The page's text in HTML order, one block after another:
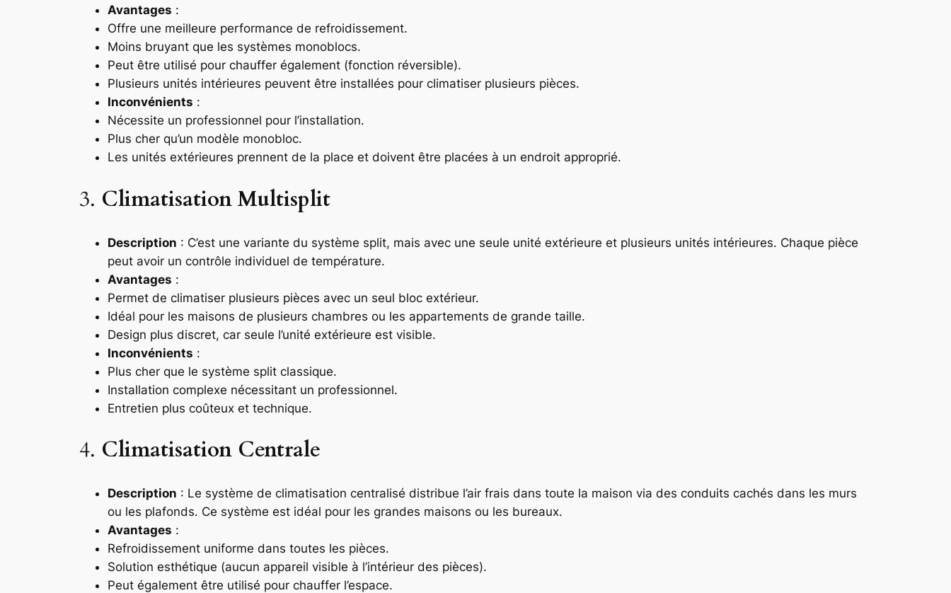
Avantages :
Offre une meilleure performance de refroidissement.
Moins bruyant que les systèmes monoblocs.
Peut être utilisé pour chauffer également (fonction réversible).
Plusieurs unités intérieures peuvent être installées pour climatiser plusieurs pièces.
Inconvénients :
Nécessite un professionnel pour l’installation.
Plus cher qu’un modèle monobloc.
Les unités extérieures prennent de la place et doivent être placées à un endroit approprié.
3. Climatisation Multisplit
Description : C’est une variante du système split, mais avec une seule unité extérieure et plusieurs unités intérieures. Chaque pièce
peut avoir un contrôle individuel de température.
Avantages :
Permet de climatiser plusieurs pièces avec un seul bloc extérieur.
Idéal pour les maisons de plusieurs chambres ou les appartements de grande taille.
Design plus discret, car seule l’unité extérieure est visible.
Inconvénients :
Plus cher que le système split classique.
Installation complexe nécessitant un professionnel.
Entretien plus coûteux et technique.
4. Climatisation Centrale
Description : Le système de climatisation centralisé distribue l’air frais dans toute la maison via des conduits cachés dans les murs
ou les plafonds. Ce système est idéal pour les grandes maisons ou les bureaux.
Avantages :
Refroidissement uniforme dans toutes les pièces.
Solution esthétique (aucun appareil visible à l’intérieur des pièces).
Peut également être utilisé pour chauffer l’espace.